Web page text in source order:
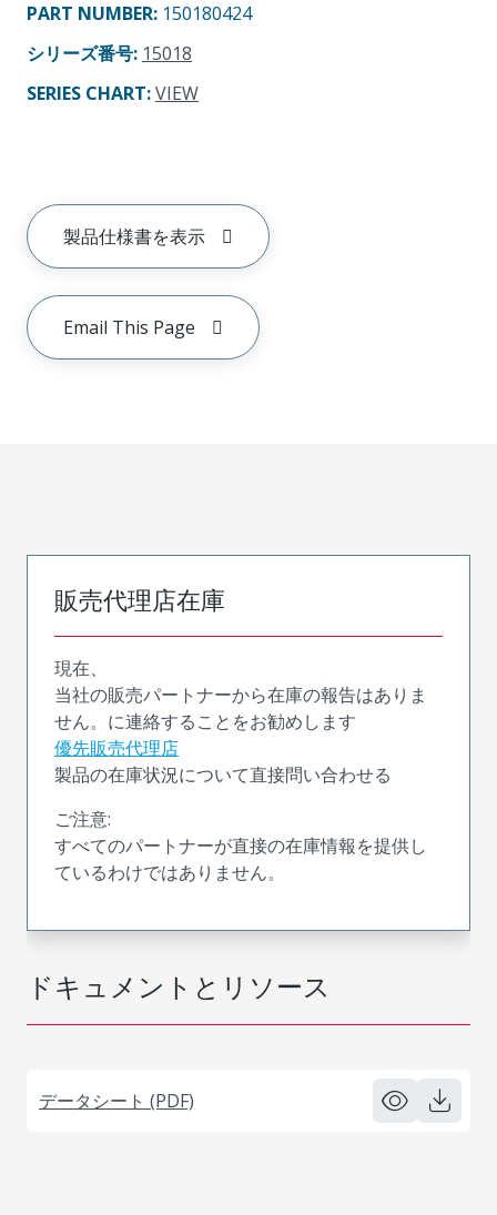
PART NUMBER: 150180424
シリーズ番号: 15018
SERIES CHART:VIEW
製品仕様書を表示
Email This Page
ドキュメントとリソース
データシート (PDF)
販売代理店在庫
現在、
当社の販売パートナーから在庫の報告はありま
せん。に連絡することをお勧めします
優先販売代理店
製品の在庫状況について直接問い合わせる
ご注意:
すべてのパートナーが直接の在庫情報を提供し
ているわけではありません。